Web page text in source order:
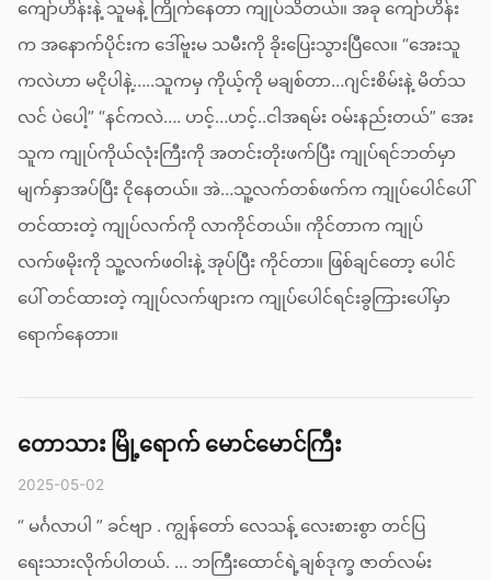
ကျော်ဟိန်းနဲ့ သူမနဲ့ ကြိုက်နေတာ ကျုပ်သိတယ်။ အခု ကျော်ဟိန်း
က အနောက်ပိုင်းက ဒေါ်ဗူးမ သမီးကို ခိုးပြေးသွားပြီလေ။ “အေးသူ
ကလဲဟာ မငိုပါနဲ့…..သူကမှ ကိုယ့်ကို မချစ်တာ…ဂျင်းစိမ်းနဲ့ မိတ်သ
လင် ပဲပေါ့” “နင်ကလဲ…. ဟင့်…ဟင့်..ငါအရမ်း ဝမ်းနည်းတယ်” အေး
သူက ကျုပ်ကိုယ်လုံးကြီးကို အတင်းတိုးဖက်ပြီး ကျုပ်ရင်ဘတ်မှာ
မျက်နှာအပ်ပြီး ငိုနေတယ်။ အဲ…သူ့လက်တစ်ဖက်က ကျုပ်ပေါင်ပေါ်
တင်ထားတဲ့ ကျုပ်လက်ကို လာကိုင်တယ်။ ကိုင်တာက ကျုပ်
လက်ဖမိုးကို သူ့လက်ဖဝါးနဲ့ အုပ်ပြီး ကိုင်တာ။ ဖြစ်ချင်တော့ ပေါင်
ပေါ် တင်ထားတဲ့ ကျုပ်လက်ဖျားက ကျုပ်ပေါင်ရင်းခွကြားပေါ်မှာ
ရောက်နေတာ။
တောသား မြို့ရောက် မောင်မောင်ကြီး
2025-05-02
“ မင်္ဂလာပါ ” ခင်ဗျာ . ကျွန်တော် လေသန့် လေးစားစွာ တင်ပြ
ရေးသားလိုက်ပါတယ်. … ဘကြီးထောင်ရဲ့ချစ်ဒုက္ခ ဇာတ်လမ်း